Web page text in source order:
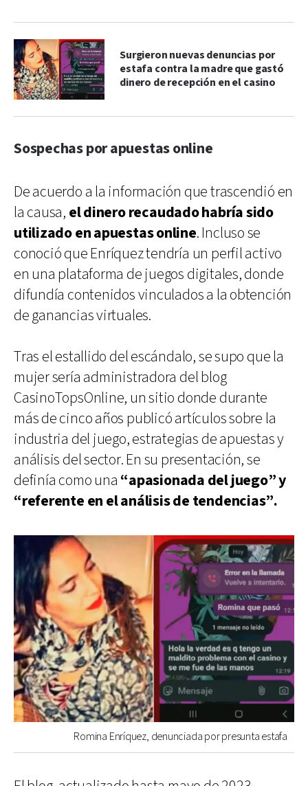
Surgieron nuevas denuncias por
estafa contra la madre que gastó
dinero de recepción en el casino
Sospechas por apuestas online
De acuerdo a la información que trascendió en
la causa, el dinero recaudado habría sido
utilizado en apuestas online. Incluso se
conoció que Enríquez tendría un perfil activo
en una plataforma de juegos digitales, donde
difundía contenidos vinculados a la obtención
de ganancias virtuales.
Tras el estallido del escándalo, se supo que la
mujer sería administradora del blog
CasinoTopsOnline, un sitio donde durante
más de cinco años publicó artículos sobre la
industria del juego, estrategias de apuestas y
análisis del sector. En su presentación, se
definía como una “apasionada del juego” y
“referente en el análisis de tendencias”.
Romina Enríquez, denunciada por presunta estafa